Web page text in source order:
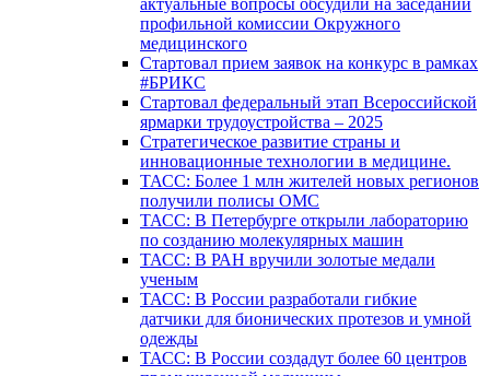
актуальные вопросы обсудили на заседании
профильной комиссии Окружного
медицинского
Стартовал прием заявок на конкурс в рамках
#БРИКС
Стартовал федеральный этап Всероссийской
ярмарки трудоустройства – 2025
Стратегическое развитие страны и
инновационные технологии в медицине.
ТАСС: Более 1 млн жителей новых регионов
получили полисы ОМС
ТАСС: В Петербурге открыли лабораторию
по созданию молекулярных машин
ТАСС: В РАН вручили золотые медали
ученым
ТАСС: В России разработали гибкие
датчики для бионических протезов и умной
одежды
ТАСС: В России создадут более 60 центров